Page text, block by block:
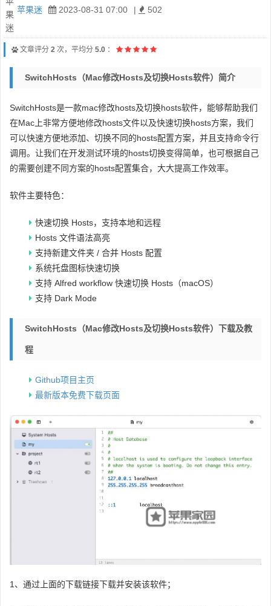
苹果迷 2023-08-31 07:00 | 502
文章评分 2 次，平均分 5.0 ：
SwitchHosts（mac修改hosts及切换hosts软件）简介
SwitchHosts是一款mac修改hosts及切换hosts软件，能够帮助我们
在Mac上非常方便地修改hosts文件以及快速切换hosts方案，我们
可以快速方便地添加、切换不同的hosts配置方案，并且支持命令行
调用。让我们在开发测试环境的hosts切换变得简单，也可根据自己
的需要创建不同方案的hosts配置集合，大大提高工作效率。
软件主要特色：
快速切换 Hosts，支持本地和远程
Hosts 文件语法高亮
支持新建文件夹 / 合并 Hosts 配置
系统托盘图标快速切换
支持 Alfred workflow 快速切换 Hosts（macOS）
支持 Dark Mode
SwitchHosts（mac修改hosts及切换hosts软件）下载及教
程
Github项目主页
最新版本免费下载页面
1、通过上面的下载链接下载并安装该软件；